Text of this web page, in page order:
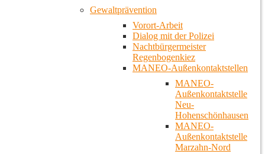
Gewaltprävention
Vorort-Arbeit
Dialog mit der Polizei
Nachtbürgermeister
Regenbogenkiez
MANEO-Außenkontaktstellen
MANEO-
Außenkontaktstelle
Neu-
Hohenschönhausen
MANEO-
Außenkontaktstelle
Marzahn-Nord